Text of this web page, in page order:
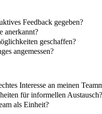
Feedback gegeben?
anerkannt?
geschaffen?
angemessen?
Interesse an meinen
für informellen Austausch?
als Einheit?